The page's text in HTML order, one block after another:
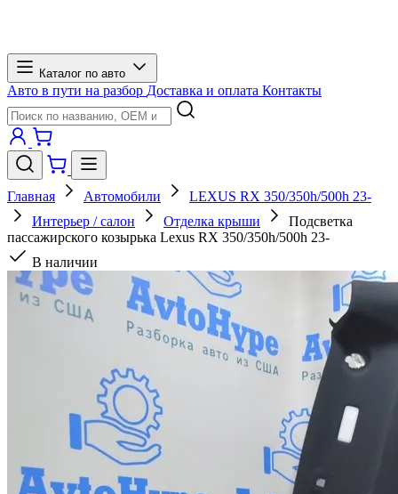
Каталог по авто
Авто в пути на разбор Доставка и оплата Контакты
Главная Автомобили
LEXUS RX 350/350h/500h 23-
Интерьер / салон
Отделка крыши
Подсветка
пассажирского козырька Lexus RX 350/350h/500h 23-
В наличии